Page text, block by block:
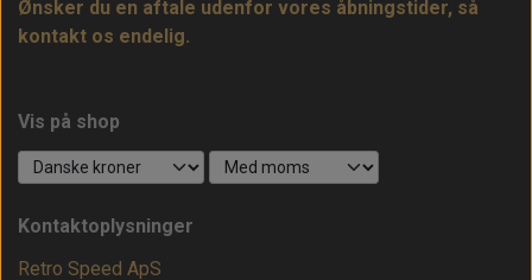
Ønsker du en aftale udenfor vores åbningstider, så
kontakt os endelig.
Vis på shop
Kontaktoplysninger
Retro Speed ApS